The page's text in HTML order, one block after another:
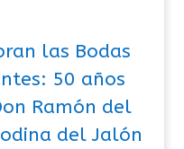
las Bodas
50 años
Ramón del
del Jalón